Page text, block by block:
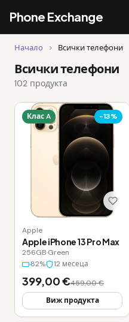
Phone Exchange
Начало > Всички телефони
Всички телефони
102 продукта
Клас A -13%
Apple
Apple iPhone 13 Pro Max
256GB·Green
82%
12 месеца
399,00 €459,00 €
Виж продукта